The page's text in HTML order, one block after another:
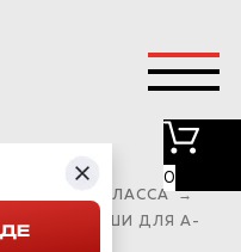
0
АВТО А КЛАССА
→
КРЫШИ ДЛЯ А-